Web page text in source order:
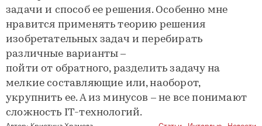
задачи и способ ее решения. Особенно мне
нравится применять теорию решения
изобретательных задач и перебирать
различные варианты –
пойти от обратного, разделить задачу на
мелкие составляющие или, наоборот,
укрупнить ее. А из минусов – не все понимают
сложность IT-технологий.